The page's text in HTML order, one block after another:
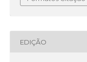
EDIÇÃO